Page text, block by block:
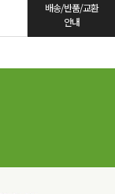
배송/반품/교환
안내